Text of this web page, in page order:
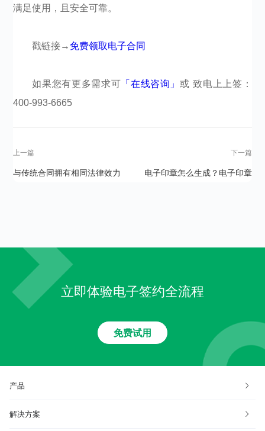
满足使用，且安全可靠。
戳链接→ 免费领取电子合同
如果您有更多需求可 「在线咨询」或 致电上上签：
400-993-6665​​​​​​​​
上一篇
与传统合同拥有相同法律效力
下一篇
电子印章怎么生成？电子印章
立即体验电子签约全流程
免费试用
产品
解决方案